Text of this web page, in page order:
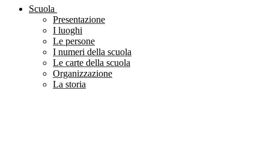
Scuola
Presentazione
I luoghi
Le persone
I numeri della scuola
Le carte della scuola
Organizzazione
La storia